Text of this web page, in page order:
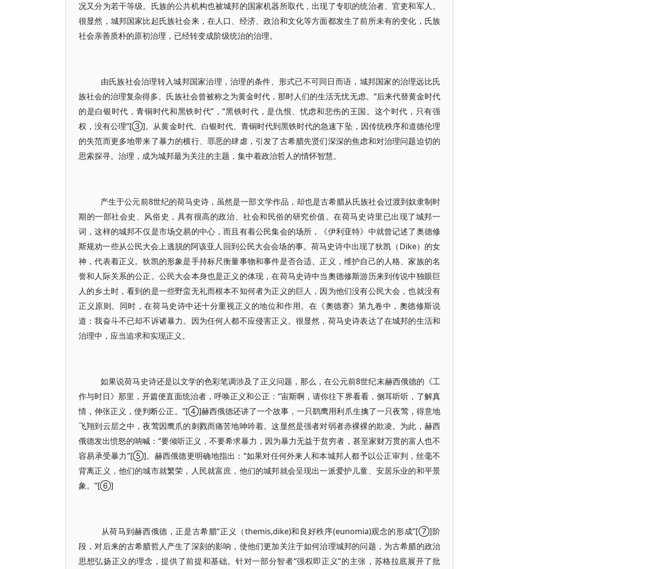
况又分为若干等级。氏族的公共机构也被城邦的国家机器所取代，出现了专职的统治者、官吏和军人。
很显然，城邦国家比起氏族社会来，在人口、经济、政治和文化等方面都发生了前所未有的变化，氏族
社会亲善质朴的原初治理，已经转变成阶级统治的治理。
由氏族社会治理转入城邦国家治理，治理的条件、形式已不可同日而语，城邦国家的治理远比氏
族社会的治理复杂得多。氏族社会曾被称之为黄金时代，那时人们的生活无忧无虑。“后来代替黄金时代
的是白银时代，青铜时代和黑铁时代”，“黑铁时代，是仇恨、忧虑和悲伤的王国。这个时代，只有强
权，没有公理”[③]。从黄金时代、白银时代、青铜时代到黑铁时代的急速下坠，因传统秩序和道德伦理
的失范而更多地带来了暴力的横行、罪恶的肆虐，引发了古希腊先贤们深深的焦虑和对治理问题迫切的
思索探寻。治理，成为城邦最为关注的主题，集中着政治哲人的情怀智慧。
产生于公元前8世纪的荷马史诗，虽然是一部文学作品，却也是古希腊从氏族社会过渡到奴隶制时
期的一部社会史、风俗史，具有很高的政治、社会和民俗的研究价值。在荷马史诗里已出现了城邦一
词，这样的城邦不仅是市场交易的中心，而且有着公民集会的场所，《伊利亚特》中就曾记述了奥德修
斯规劝一些从公民大会上逃脱的阿该亚人回到公民大会会场的事。荷马史诗中出现了狄凯（Dike）的女
神，代表着正义。狄凯的形象是手持标尺衡量事物和事件是否合适、正义，维护自己的人格、家族的名
誉和人际关系的公正。公民大会本身也是正义的体现，在荷马史诗中当奧德修斯游历来到传说中独眼巨
人的乡土时，看到的是一些野蛮无礼而根本不知何者为正义的巨人，因为他们没有公民大会，也就没有
正义原则。同时，在荷马史诗中还十分重视正义的地位和作用。在《奧德赛》第九卷中，奧德修斯说
道：我奋斗不已却不诉诸暴力。因为任何人都不应侵害正义。很显然，荷马史诗表达了在城邦的生活和
治理中，应当追求和实现正义。
如果说荷马史诗还是以文学的色彩笔调涉及了正义问题，那么，在公元前8世纪末赫西俄德的《工
作与时日》那里，开篇便直面统治者，呼唤正义和公正：“宙斯啊，请你往下界看看，侧耳听听，了解真
情，伸张正义，使判断公正。”[④]赫西俄德还讲了一个故事，一只鹞鹰用利爪生擒了一只夜莺，得意地
飞翔到云层之中，夜莺因鹰爪的刺戮而痛苦地呻吟着。这显然是强者对弱者赤裸裸的欺凌。为此，赫西
俄德发出愤怒的呐喊：“要倾听正义，不要希求暴力，因为暴力无益于贫穷者，甚至家财万贯的富人也不
容易承受暴力”[⑤]。赫西俄德更明确地指出：“如果对任何外来人和本城邦人都予以公正审判，丝毫不
背离正义，他们的城市就繁荣，人民就富庶，他们的城邦就会呈现出一派爱护儿童、安居乐业的和平景
象。”[⑥]
从荷马到赫西俄德，正是古希腊“正义（themis,dike)和良好秩序(eunomia)观念的形成”[⑦]阶
段，对后来的古希腊哲人产生了深刻的影响，使他们更加关注于如何治理城邦的问题，为古希腊的政治
思想弘扬正义的理念，提供了前提和基础。针对一部分智者“强权即正义”的主张，苏格拉底展开了批